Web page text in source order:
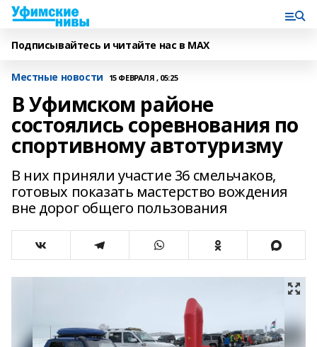
Подписывайтесь и читайте нас в MAX
Местные новости 15 ФЕВРАЛЯ , 05:25
В Уфимском районе
состоялись соревнования по
спортивному автотуризму
В них приняли участие 36 смельчаков,
готовых показать мастерство вождения
вне дорог общего пользования